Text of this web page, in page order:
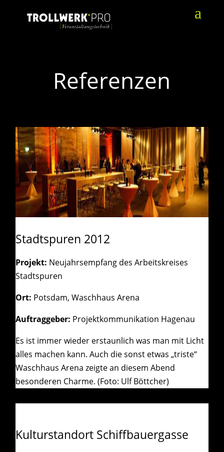
Referenzen
Stadtspuren 2012
Projekt: Neujahrsempfang des Arbeitskreises
Stadtspuren
Ort: Potsdam, Waschhaus Arena
Auftraggeber: Projektkommunikation Hagenau
Es ist immer wieder erstaunlich was man mit Licht
alles machen kann. Auch die sonst etwas „triste“
Waschhaus Arena zeigte an diesem Abend
besonderen Charme. (Foto: Ulf Böttcher)
Kulturstandort Schiffbauergasse